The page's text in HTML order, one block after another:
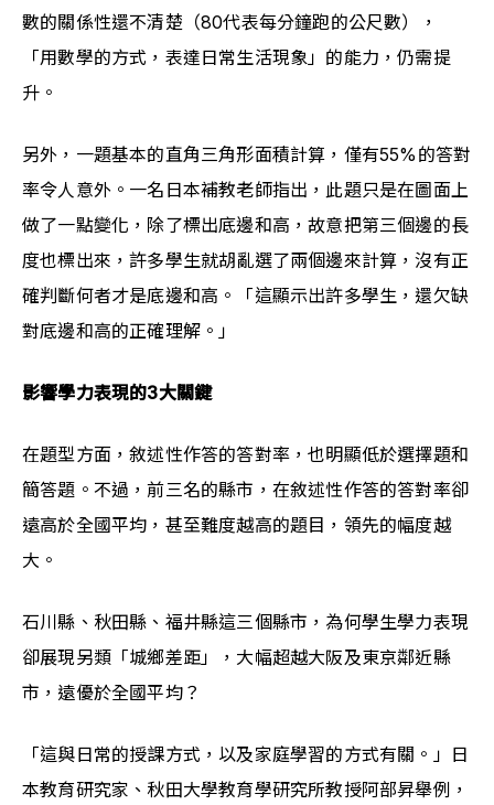
數的關係性還不清楚（80代表每分鐘跑的公尺數），
「用數學的方式，表達日常生活現象」的能力，仍需提
升。
另外，一題基本的直角三角形面積計算，僅有55%的答對
率令人意外。一名日本補教老師指出，此題只是在圖面上
做了一點變化，除了標出底邊和高，故意把第三個邊的長
度也標出來，許多學生就胡亂選了兩個邊來計算，沒有正
確判斷何者才是底邊和高。「這顯示出許多學生，還欠缺
對底邊和高的正確理解。」
影響學力表現的3大關鍵
在題型方面，敘述性作答的答對率，也明顯低於選擇題和
簡答題。不過，前三名的縣市，在敘述性作答的答對率卻
遠高於全國平均，甚至難度越高的題目，領先的幅度越
大。
石川縣、秋田縣、福井縣這三個縣市，為何學生學力表現
卻展現另類「城鄉差距」，大幅超越大阪及東京鄰近縣
市，遠優於全國平均？
「這與日常的授課方式，以及家庭學習的方式有關。」日
本教育研究家、秋田大學教育學研究所教授阿部昇舉例，